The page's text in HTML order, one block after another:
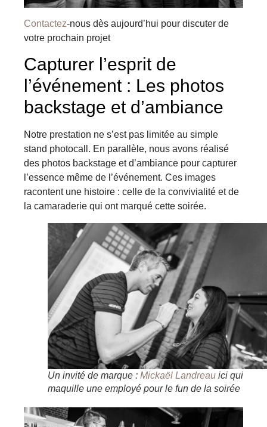
Contactez-nous dès aujourd’hui pour discuter de
votre prochain projet
Capturer l’esprit de
l’événement : Les photos
backstage et d’ambiance
Notre prestation ne s’est pas limitée au simple
stand photocall. En parallèle, nous avons réalisé
des photos backstage et d’ambiance pour capturer
l’essence même de l’événement. Ces images
racontent une histoire : celle de la convivialité et de
la camaraderie qui ont marqué cette soirée.
Un invité de marque : Mickaël Landreau ici qui
maquille une employé pour le fun de la soirée